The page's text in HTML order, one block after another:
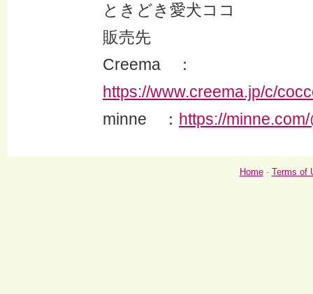
ときどき愛犬ココ
販売先
Creema ：
https://www.creema.jp/c/
minne ： https://
Home- Terms of